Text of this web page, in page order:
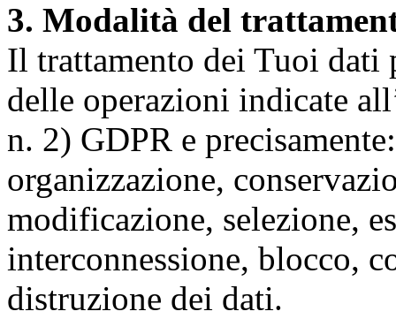
3. Modalità del
Il trattamento dei Tuoi dati
delle operazioni indicate
n. 2) GDPR e
organizzazione,
modificazione, selezione,
interconnessione, blocco,
distruzione dei dati.